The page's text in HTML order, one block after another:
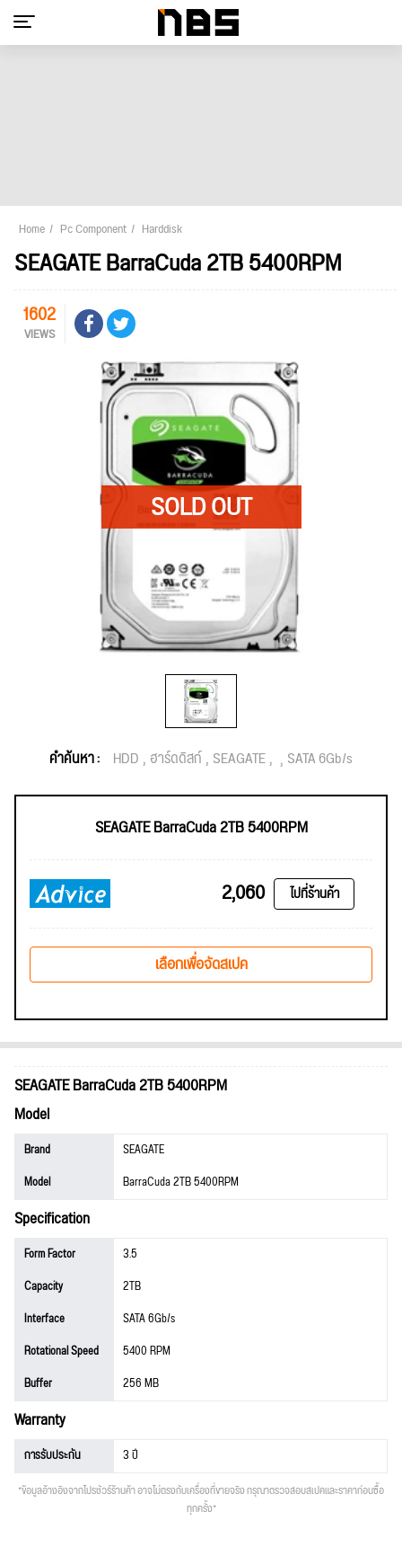
Home Pc Component Harddisk
SEAGATE BarraCuda 2TB 5400RPM
1602
VIEWS
คำค้นหา : HDD ฮาร์ดดิสก์ SEAGATE SATA 6Gb/s
SEAGATE BarraCuda 2TB 5400RPM
2,060 ไปที่ร้านค้า
เลือกเพื่อจัดสเปค
SEAGATE BarraCuda 2TB 5400RPM
Model
Brand
SEAGATE
Model
BarraCuda 2TB 5400RPM
Specification
Form Factor
3.5
Capacity
2TB
Interface
SATA 6Gb/s
Rotational Speed
5400 RPM
Buffer
256 MB
Warranty
การรับประกัน 3 ปี
*ข้อมูลอ้างอิงจากโปรชัวร์ร้านค้า อาจไม่ตรงกับเครื่องที่ขายจริง กรุณาตรวจสอบสเปคและราคาก่อนซื้อ
ทุกครั้ง*